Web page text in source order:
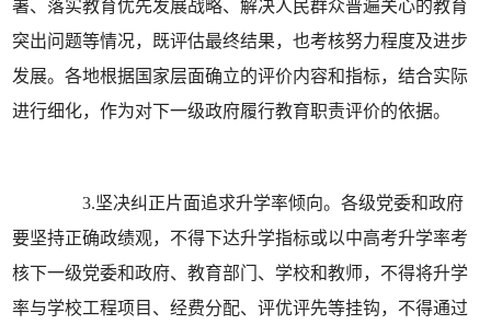
署、落实教育优先发展战略、解决人民群众普遍关心的教育
突出问题等情况，既评估最终结果，也考核努力程度及进步
发展。各地根据国家层面确立的评价内容和指标，结合实际
进行细化，作为对下一级政府履行教育职责评价的依据。
3.坚决纠正片面追求升学率倾向。各级党委和政府
要坚持正确政绩观，不得下达升学指标或以中高考升学率考
核下一级党委和政府、教育部门、学校和教师，不得将升学
率与学校工程项目、经费分配、评优评先等挂钩，不得通过